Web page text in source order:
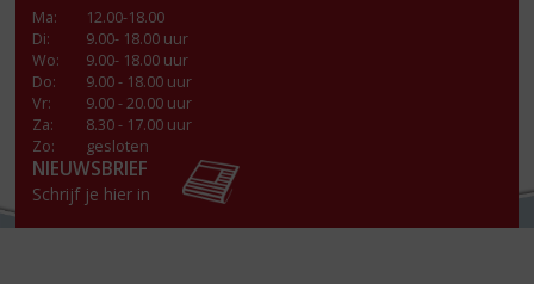
Ma:
12.00-18.00
Di:
9.00- 18.00 uur
Wo:
9.00- 18.00 uur
Do:
9.00 - 18.00 uur
Vr:
9.00 - 20.00 uur
Za:
8.30 - 17.00 uur
Zo:
gesloten
NIEUWSBRIEF
Schrijf je hier in